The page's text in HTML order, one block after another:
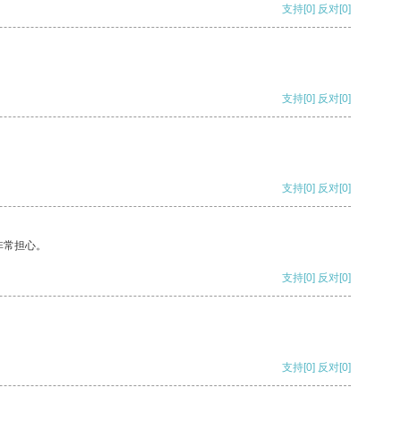
支持[0] 反对[0]
支持[0] 反对[0]
支持[0] 反对[0]
担心。
支持[0] 反对[0]
支持[0] 反对[0]